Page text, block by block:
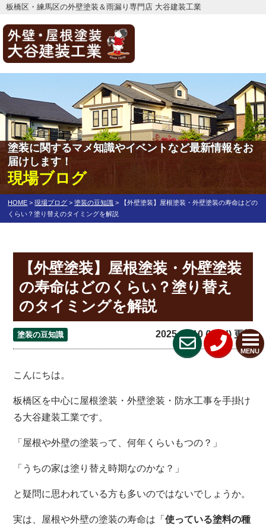
板橋区・練馬区の外壁塗装＆雨漏り専門店 大谷建装工業
MENU
塗装に関するマメ知識やイベントなど最新情報をお
届けします！
現場ブログ
HOME >現場ブログ >塗装の豆知識 >
【外壁塗装】屋根塗装・外壁塗装の寿命はどの
くらい？塗り替えのタイミングを解説
【外壁塗装】屋根塗装・外壁塗装
の寿命はどのくらい？塗り替え
のタイミングを解説
塗装の豆知識 2025.09.10 (Wed) 更新
こんにちは。
板橋区を中心に屋根塗装・外壁塗装・防水工事を手掛け
る大谷建装工業です。
「屋根や外壁の塗装って、何年くらいもつの？」
「うちの家は塗り替え時期なのかな？」
と疑問に思われている方も多いのではないでしょうか。
実は、屋根や外壁の塗装の寿命は「使っている塗料の種